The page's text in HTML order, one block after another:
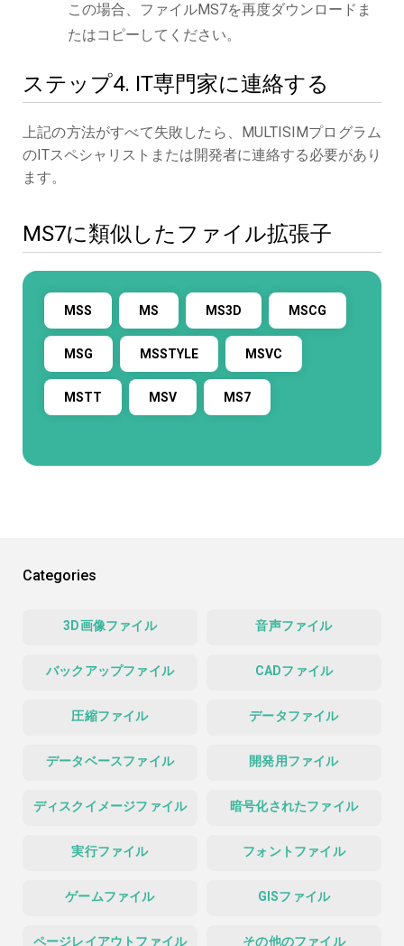
この場合、ファイルMS7を再度ダウンロードま
たはコピーしてください。
ステップ4. IT専門家に連絡する
上記の方法がすべて失敗したら、MULTISIMプログラム
のITスペシャリストまたは開発者に連絡する必要があり
ます。
MS7に類似したファイル拡張子
MSS MS MS3D MSCG
MSG MSSTYLE MSVC
MSTT MSV MS7
Categories
3D画像ファイル 音声ファイル
バックアップファイル CADファイル
圧縮ファイル データファイル
データベースファイル 開発用ファイル
ディスクイメージファイル 暗号化されたファイル
実行ファイル フォントファイル
ゲームファイル GISファイル
ページレイアウトファイル その他のファイル